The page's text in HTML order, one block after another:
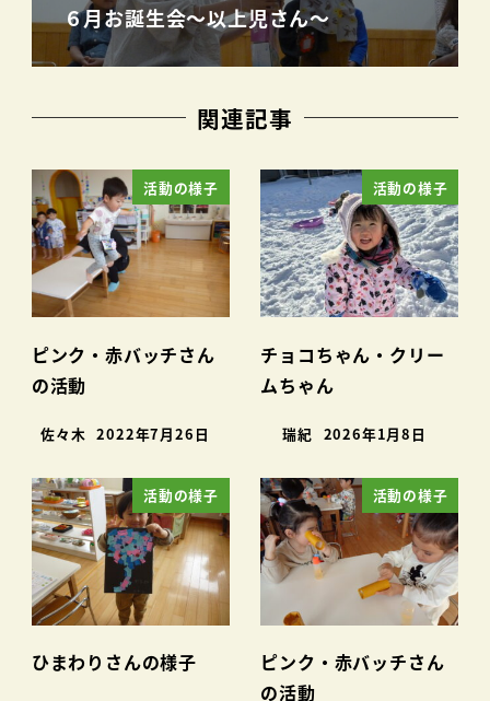
６月お誕生会～以上児さん～
関連記事
活動の様子
ピンク・赤バッチさん
の活動
佐々木 2022年7月26日
活動の様子
チョコちゃん・クリー
ムちゃん
瑞紀 2026年1月8日
活動の様子
ひまわりさんの様子
活動の様子
ピンク・赤バッチさん
の活動